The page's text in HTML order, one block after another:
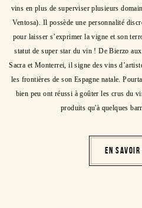
vins en plus de superviser plusieurs
Ventosa). Il possède une personnalité
pour laisser s’exprimer la vigne et son
statut de super star du vin ! De Bierzo
Sacra et Monterrei, il signe des vins
les frontières de son Espagne natale.
bien peu ont réussi à goûter les crus du
produits qu'à quelques
EN